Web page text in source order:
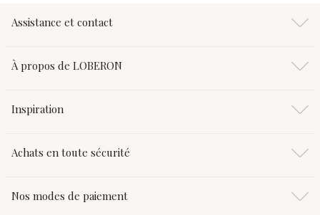
Assistance et contact
À propos de LOBERON
Inspiration
Achats en toute sécurité
Nos modes de paiement